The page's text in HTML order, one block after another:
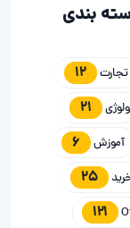
بندی
تجارت 12
21
آموزش 6
25
121